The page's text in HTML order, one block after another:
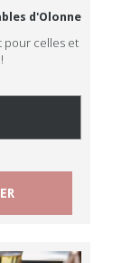
d'Olonne
pour celles et